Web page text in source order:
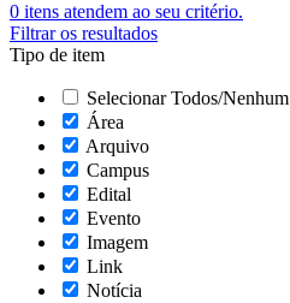
0 itens atendem ao seu critério.
Filtrar os resultados
Tipo de item
Selecionar Todos/Nenhum
Área
Arquivo
Campus
Edital
Evento
Imagem
Link
Notícia